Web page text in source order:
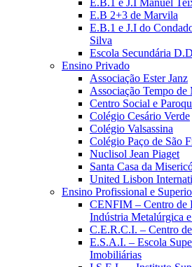
E.B.1 e J.I Manuel
E.B 2+3 de Marvila
E.B.1 e J.I do
Silva
Escola Secundária
Ensino Privado
Associação Ester Janz
Associação Tempo de
Centro Social e
Colégio Cesário Verde
Colégio Valsassina
Colégio Paço de São
Nuclisol Jean Piaget
Santa Casa da
United Lisbon
Ensino Profissional e
CENFIM – Centro de
Indústria Metalúrgica
C.E.R.C.I. – Centro
E.S.A.I. – Escola
Imobiliárias